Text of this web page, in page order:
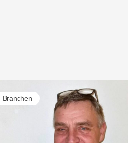
Branchen